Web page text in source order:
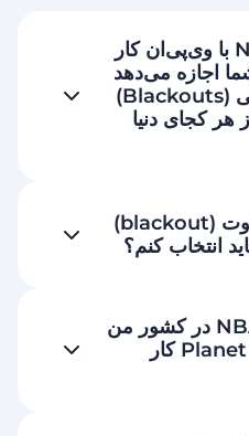
بله، NBA League Pass با وی‌پی‌ان کار
اجازه می‌دهد
محدودیت‌های پخش محلی (Blackouts)
هر کجای دنیا
برای رفع محدودیت بلک‌اوت (blackout)
انتخاب کنم؟
آیا اگر NBA League Pass در کشور من
در دسترس نباشد، Planet VPN کار